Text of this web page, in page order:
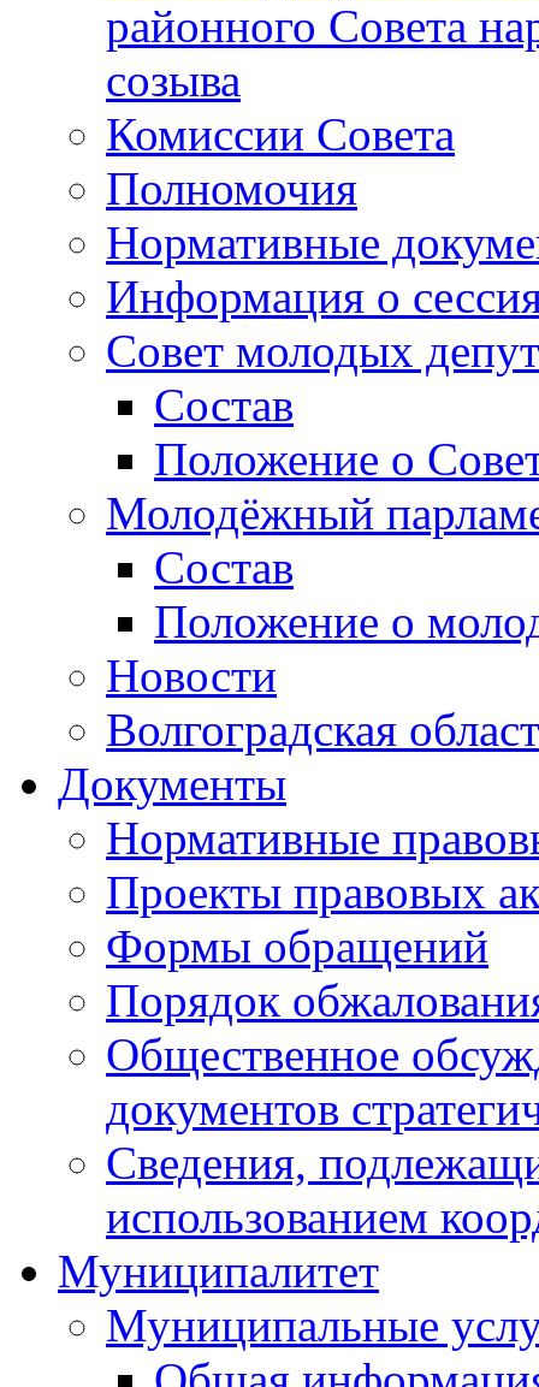
районного Совета
созыва
Комиссии Совета
Полномочия
Нормативные
Информация о
Совет молодых
Состав
Положение о
Молодёжный
Состав
Положение о
Новости
Волгоградская
Документы
Нормативные
Проекты правовых
Формы обращений
Порядок
Общественное
документов
Сведения,
использованием
Муниципалитет
Муниципальные